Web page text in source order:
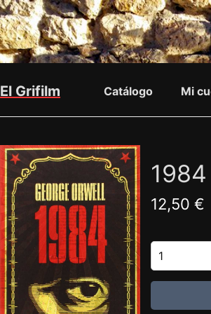
El Grifilm Catálogo Mi
1984
12,50 €